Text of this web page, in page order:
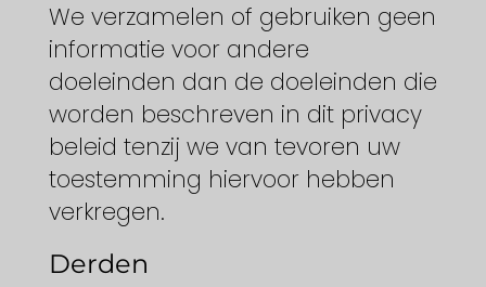
We verzamelen of gebruiken geen
informatie voor andere
doeleinden dan de doeleinden die
worden beschreven in dit privacy
beleid tenzij we van tevoren uw
toestemming hiervoor hebben
verkregen.
Derden